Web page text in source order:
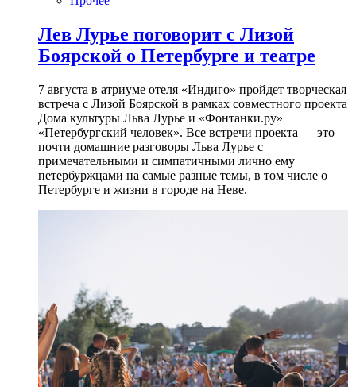
Лев Лурье поговорит с Лизой
Боярской о Петербурге и театре
7 августа в атриуме отеля «Индиго» пройдет творческая
встреча с Лизой Боярской в рамках совместного проекта
Дома культуры Льва Лурье и «Фонтанки.ру»
«Петербургский человек». Все встречи проекта — это
почти домашние разговоры Льва Лурье с
примечательными и симпатичными лично ему
петербуржцами на самые разные темы, в том числе о
Петербурге и жизни в городе на Неве.